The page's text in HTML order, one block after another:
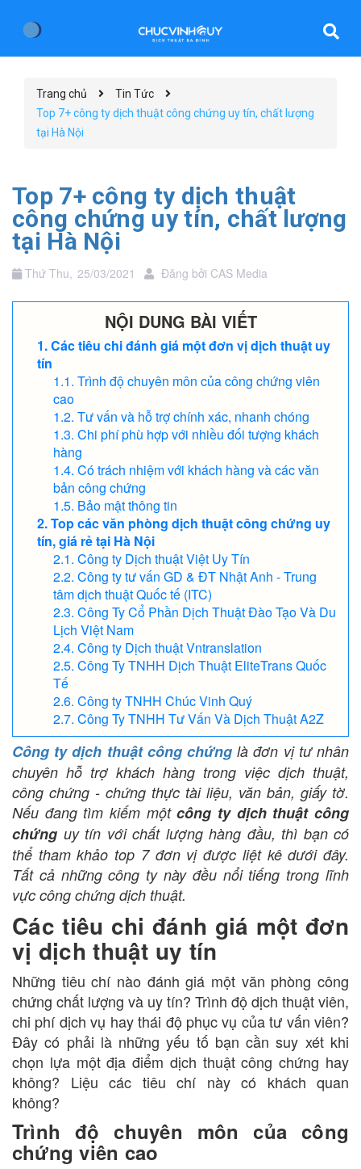
Trang chủ
Tin Tức
Top 7+ công ty dịch thuật công chứng uy tín, chất lượng
tại Hà Nội
Top 7+ công ty dịch thuật
công chứng uy tín, chất lượng
tại Hà Nội
Thứ Thu, 25/03/2021 Đăng bởi CAS Media
NỘI DUNG BÀI VIẾT
Các tiêu chi đánh giá một đơn vị dịch thuật uy
tín
Trình độ chuyên môn của công chứng viên
cao
Tư vấn và hỗ trợ chính xác, nhanh chóng
Chi phí phù hợp với nhiều đối tượng khách
hàng
Có trách nhiệm với khách hàng và các văn
bản công chứng
Bảo mật thông tin
Top các văn phòng dịch thuật công chứng uy
tín, giá rẻ tại Hà Nội
Công ty Dịch thuật Việt Uy Tín
Công ty tư vấn GD & ĐT Nhật Anh - Trung
tâm dịch thuật Quốc tế (ITC)
Công Ty Cổ Phần Dịch Thuật Đào Tạo Và Du
Lịch Việt Nam
Công ty Dịch thuật Vntranslation
Công Ty TNHH Dịch Thuật EliteTrans Quốc
Tế
Công ty TNHH Chúc Vinh Quý
Công Ty TNHH Tư Vấn Và Dịch Thuật A2Z
Công ty dịch thuật công chứng là đơn vị tư nhân
chuyên hỗ trợ khách hàng trong việc dịch thuật,
công chứng - chứng thực tài liệu, văn bản, giấy tờ.
Nếu đang tìm kiếm mộtcông ty dịch thuật công
chứng uy tín với chất lượng hàng đầu, thì bạn có
thể tham khảo top 7 đơn vị được liệt kê dưới đây.
Tất cả những công ty này đều nổi tiếng trong lĩnh
vực công chứng dịch thuật.
Các tiêu chi đánh giá một đơn
vị dịch thuật uy tín
Những tiêu chí nào đánh giá một văn phòng công
chứng chất lượng và uy tín? Trình độ dịch thuật viên,
chi phí dịch vụ hay thái độ phục vụ của tư vấn viên?
Đây có phải là những yếu tố bạn cần suy xét khi
chọn lựa một địa điểm dịch thuật công chứng hay
không? Liệu các tiêu chí này có khách quan
không?
Trình độ chuyên môn của công
chứng viên cao